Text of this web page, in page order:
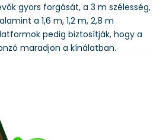
gyors forgását, a 3 m szélesség,
a 1,6 m, 1,2 m, 2,8 m
pedig biztosítják, hogy a
maradjon a kínálatban.